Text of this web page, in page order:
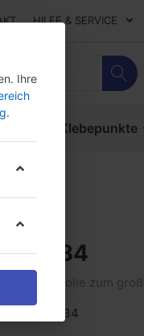
HILFE & SERVICE
Klebepunkte
51134
zum
tesa® 51134
Ihre
.